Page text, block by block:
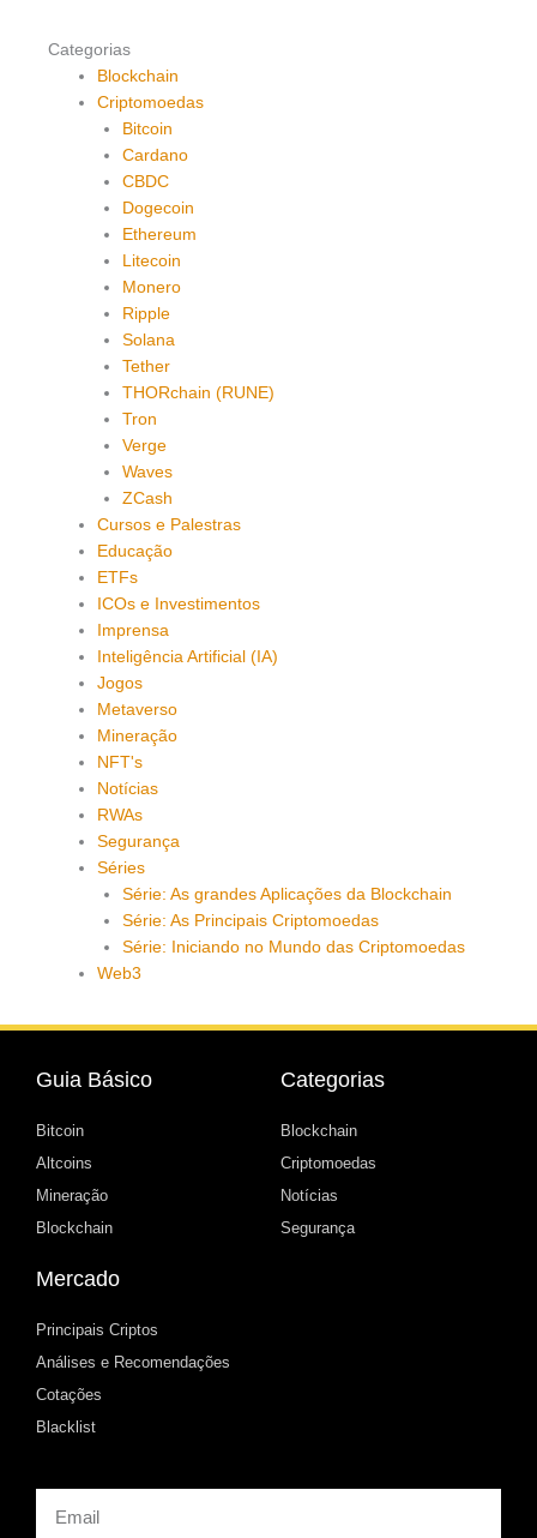
Categorias
Blockchain
Criptomoedas
Bitcoin
Cardano
CBDC
Dogecoin
Ethereum
Litecoin
Monero
Ripple
Solana
Tether
THORchain (RUNE)
Tron
Verge
Waves
ZCash
Cursos e Palestras
Educação
ETFs
ICOs e Investimentos
Imprensa
Inteligência Artificial (IA)
Jogos
Metaverso
Mineração
NFT's
Notícias
RWAs
Segurança
Séries
Série: As grandes Aplicações da Blockchain
Série: As Principais Criptomoedas
Série: Iniciando no Mundo das Criptomoedas
Web3
Guia Básico
Bitcoin
Altcoins
Mineração
Blockchain
Categorias
Blockchain
Criptomoedas
Notícias
Segurança
Mercado
Principais Criptos
Análises e Recomendações
Cotações
Blacklist